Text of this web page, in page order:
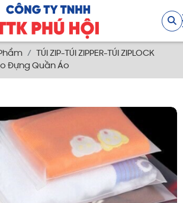
TÚI ZIP-TÚI ZIPPER-TÚI ZIPLOCK
Đựng Quần Áo